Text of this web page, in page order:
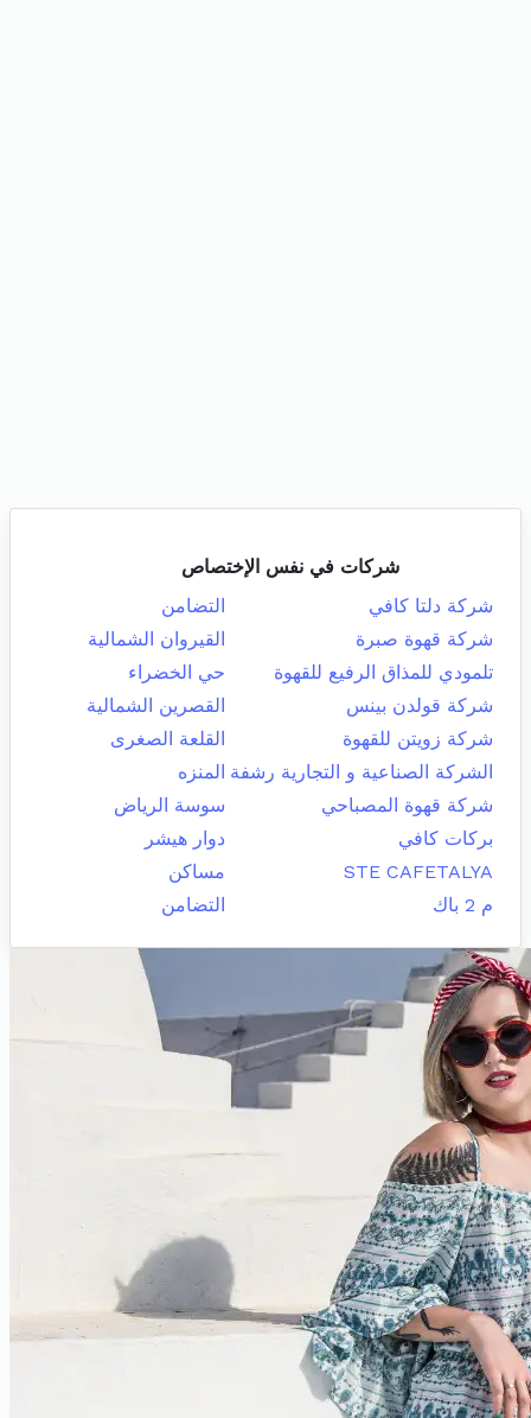
شركات في نفس الإختصاص
شركة دلتا كافي
التضامن
شركة قهوة صبرة
القيروان الشمالية
تلمودي للمذاق الرفيع للقهوة
حي الخضراء
شركة قولدن بينس
القصرين الشمالية
شركة زويتن للقهوة
القلعة الصغرى
الشركة الصناعية و التجارية رشفة المنزه
شركة قهوة المصباحي
سوسة الرياض
بركات كافي
دوار هيشر
STE CAFETALYA
مساكن
م 2 باك
التضامن